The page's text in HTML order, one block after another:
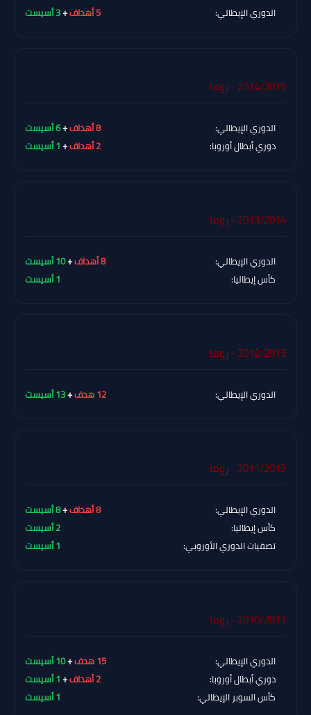
الدوري الإيطالي: +3 أسيست
2014/2015 - روما
الدوري الإيطالي: +6 أسيست
دوري أبطال أوروبا:
+1 أسيست
2013/2014 - روما
الدوري الإيطالي: +10 أسيست
كأس إيطاليا:
2012/2013 - روما
الدوري الإيطالي: +13 أسيست
2011/2012 - روما
الدوري الإيطالي: +8 أسيست
كأس إيطاليا:
تصفيات الدوري الأوروبي:
2010/2011 - روما
الدوري الإيطالي: +10 أسيست
دوري أبطال أوروبا:
+1 أسيست
كأس السوبر الإيطالي: